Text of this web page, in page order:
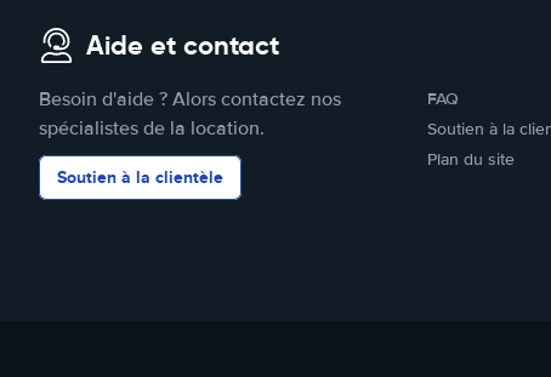
Aide et contact
Besoin d'aide ? Alors contactez nos
spécialistes de la location.
Soutien à la clientèle
FAQ
Soutien à la
Plan du site